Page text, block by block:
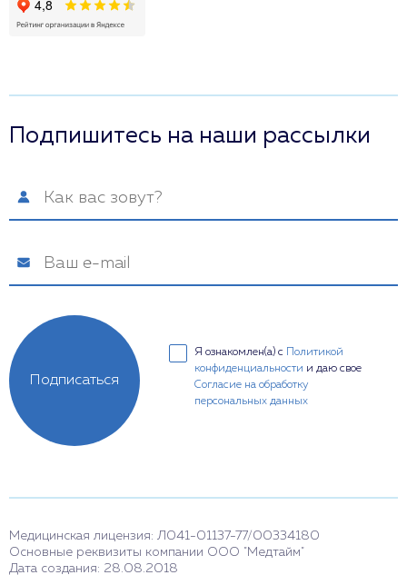
Подпишитесь на наши рассылки
Я ознакомлен(а) с
Политикой
конфиденциальности и даю свое
Согласие на обработку
персональных данных
Подписаться
Медицинская лицензия: Л041-01137-77/00334180
Основные реквизиты компании ООО "Медтайм"
Дата создания: 28.08.2018